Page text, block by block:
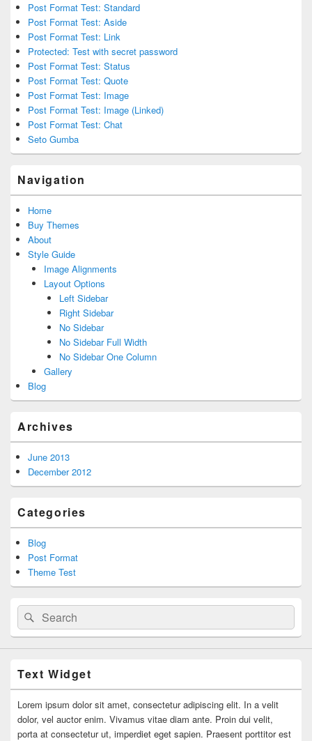
Post Format Test: Standard
Post Format Test: Aside
Post Format Test: Link
Protected: Test with secret password
Post Format Test: Status
Post Format Test: Quote
Post Format Test: Image
Post Format Test: Image (Linked)
Post Format Test: Chat
Seto Gumba
Navigation
Home
Buy Themes
About
Style Guide
Image Alignments
Layout Options
Left Sidebar
Right Sidebar
No Sidebar
No Sidebar Full Width
No Sidebar One Column
Gallery
Blog
Archives
June 2013
December 2012
Categories
Blog
Post Format
Theme Test
Search
for:
Search
Text Widget
Lorem ipsum dolor sit amet, consectetur adipiscing elit. In a velit
dolor, vel auctor enim. Vivamus vitae diam ante. Proin dui velit,
porta at consectetur ut, imperdiet eget sapien. Praesent porttitor est